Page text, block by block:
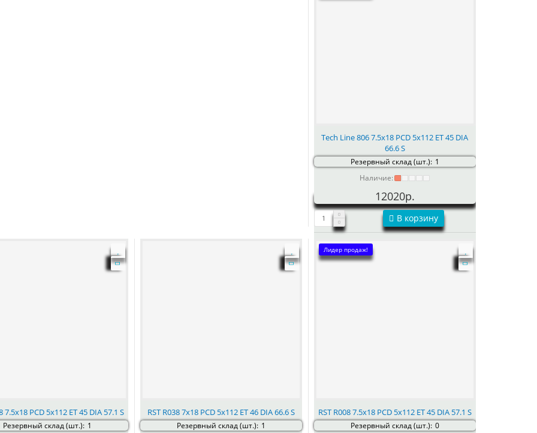
Tech Line 806 7.5x18 PCD 5x112 ET 45 DIA
66.6 S
Резервный склад (шт.): 1
Наличие:
12020р.
В корзину
7.5x18 PCD 5x112 ET 45 DIA 57.1 S
Резервный склад (шт.): 1
RST R038 7x18 PCD 5x112 ET 46 DIA 66.6 S
Резервный склад (шт.): 1
Лидер продаж!
RST R008 7.5x18 PCD 5x112 ET 45 DIA 57.1 S
Резервный склад (шт.): 0